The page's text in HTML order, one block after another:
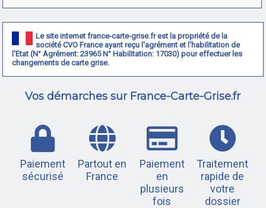
Le site internet france-carte-grise.fr est la propriété de la
société CVO France ayant reçu l'agrément et l'habilitation de
l'Etat (N° Agrément: 23965 N° Habilitation: 17030) pour effectuer les
changements de carte grise.
Vos démarches sur France-Carte-Grise.fr
Paiement
sécurisé
Partout en
France
Paiement
en
plusieurs
fois
Traitement
rapide de
votre
dossier